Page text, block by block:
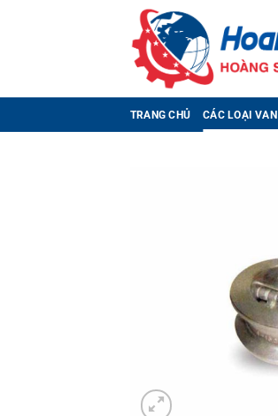
TRANG CHỦ CÁC LOẠI VAN